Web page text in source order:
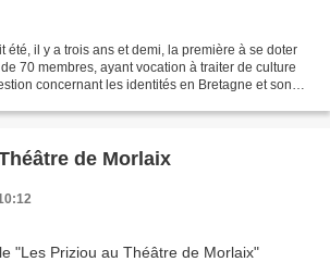
été, il y a trois ans et demi, la première à se doter
70 membres, ayant vocation à traiter de culture
concernant les identités en Bretagne et son
de Morlaix